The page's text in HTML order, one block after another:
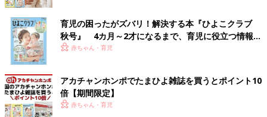
水に浸し20分ほど待ってからこすり洗いしましょう。
水切りかごは、プラスチック製とステンレス製がありますが、プ
ラスチックのカゴのほうが雑菌は繁殖しやすく、ヌメリが発生し
やすいデメリットがあります。また、食器のすすぎ残しがある
ほうがいいでしょう。
ただ、ステンレスはプラスチックよりも使いやすいものの、カゴ
の継ぎ目部分は水や水に含まれるカルシウムやマグネシウムがつ
育児の困ったがズバリ！解決する本『ひよこクラブ
秋号』 4カ月～2才になるまで、育児に役立つ情報が
いっぱい！
赤ちゃん・育児
アカチャンホンポでたまひよ雑誌を買うとポイント10
倍【期間限定】
赤ちゃん・育児